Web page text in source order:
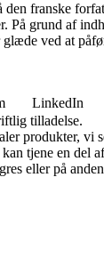
den franske
På grund af
ved at
LinkedIn
tilladelse.
produkter, vi
tjene en del
eller på